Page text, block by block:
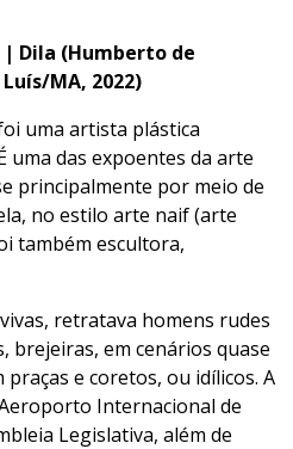
| Dila (Humberto de
MA, 2022)
uma artista plástica
uma das expoentes da arte
principalmente por meio de
no estilo arte naif (arte
também escultora,
retratava homens rudes
brejeiras, em cenários quase
e coretos, ou idílicos. A
Internacional de
Legislativa, além de